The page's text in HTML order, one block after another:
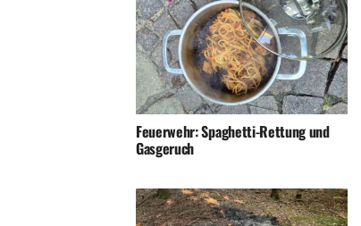
Feuerwehr: Spaghetti-Rettung und
Gasgeruch